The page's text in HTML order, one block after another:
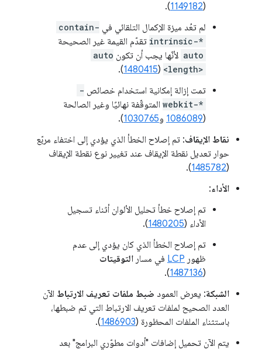
(
1149182
).
لم تعُد ميزة الإكمال التلقائي في contain-
intrinsic-* تقدّم القيمة غير الصحيحة
auto لأنّها يجب أن تكون auto
<length>
(
1480415
).
تمت إزالة إمكانية استخدام خصائص -
webkit-* المتوقّفة نهائيًا وغير الصالحة
(
1086089 و1030765
).
نقاط الإيقاف: تم إصلاح الخطأ الذي يؤدي إلى اختفاء مربّع
حوار تعديل نقطة الإيقاف عند تغيير نوع نقطة الإيقاف
(
1485782
).
الأداء:
تم إصلاح خطأ تحليل الألوان أثناء تسجيل
الأداء (1480205
).
تم إصلاح الخطأ الذي كان يؤدي إلى عدم
ظهور LCP في مسار التوقيتات
(
1487136
).
الشبكة: يعرض العمود ضبط ملفات تعريف الارتباط الآن
العدد الصحيح لملفات تعريف الارتباط التي تم ضبطها،
باستثناء الملفات المحظورة (1486903
).
يتم الآن تحميل إضافات "أدوات مطوّري البرامج" بعد